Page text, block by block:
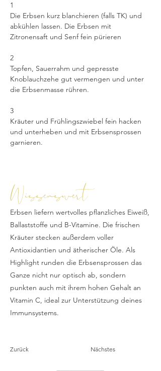
1
Die Erbsen kurz blanchieren (falls TK) und
abkühlen lassen. Die Erbsen mit
Zitronensaft und Senf fein pürieren
2
Topfen, Sauerrahm und gepresste
Knoblauchzehe gut vermengen und unter
die Erbsenmasse rühren.
3
Kräuter und Frühlingszwiebel fein hacken
und unterheben und mit Erbsensprossen
garnieren.
Erbsen liefern wertvolles pflanzliches Eiweiß,
Ballaststoffe und B-Vitamine. Die frischen
Kräuter stecken außerdem voller
Antioxidantien und ätherischer Öle. Als
Highlight runden die Erbsensprossen das
Ganze nicht nur optisch ab, sondern
punkten auch mit ihrem hohen Gehalt an
Vitamin C, ideal zur Unterstützung deines
Immunsystems.
Wissenswert
Zurück Nächstes